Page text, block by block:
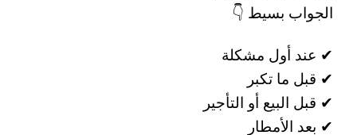
الجواب بسيط 👇
✔ عند أول مشكلة
✔ قبل ما تكبر
✔ قبل البيع أو التأجير
✔ بعد الأمطار